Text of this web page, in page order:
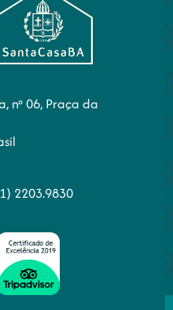
nº 06, Praça da
2203.9830